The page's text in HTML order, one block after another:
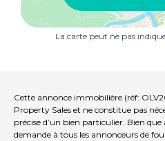
La carte peut ne pas
Cette annonce immobilière (réf:
Property Sales et ne constitue pas
précise d’un bien particulier. Bien
demande à tous les annonceurs de